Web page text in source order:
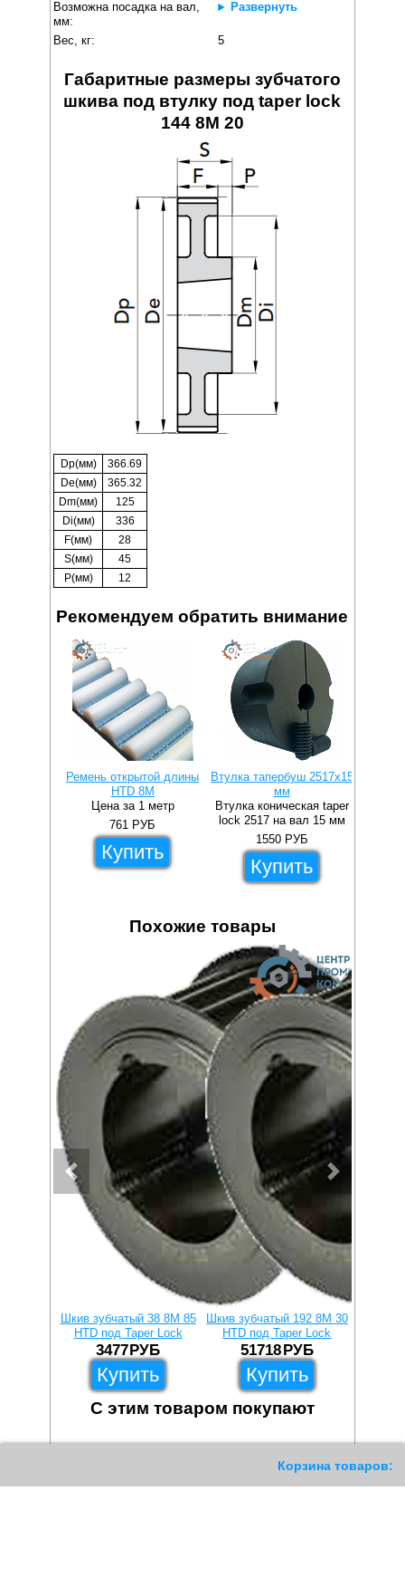
Корзина товаров:
Возможна посадка на вал,
мм:
Развернуть
Вес, кг: 5
Габаритные размеры зубчатого
шкива под втулку под taper lock
144 8M 20
Dp(мм)
366.69
De(мм)
365.32
Dm(мм)
125
Di(мм)
336
F(мм)
28
S(мм)
45
P(мм)
12
Рекомендуем обратить внимание
Ремень открытой длины
HTD 8M
Цена за 1 метр
761 РУБ
Купить
Втулка тапербуш 2517x15
мм
Втулка коническая taper
lock 2517 на вал 15 мм
1550 РУБ
Купить
Похожие товары
Шкив зубчатый 38 8M 85
HTD под Taper Lock
3477РУБ
Купить
Шкив зубчатый 192 8M 30
HTD под Taper Lock
51718РУБ
Купить
С этим товаром покупают